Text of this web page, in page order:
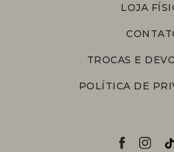
LOJA
TROCAS E
POLÍTICA DE